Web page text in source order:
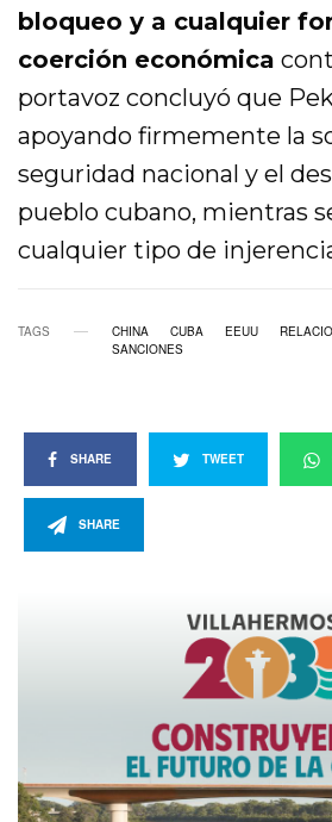
bloqueo y a cualquier
coerción económica
portavoz concluyó que
apoyando firmemente la
seguridad nacional y el
pueblo cubano, mientras
cualquier tipo de
TAGS CHINA CUBA EEUU
SANCIONES
SHARE TWEET
SHARE